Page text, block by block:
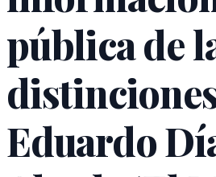
pública de
Eduardo